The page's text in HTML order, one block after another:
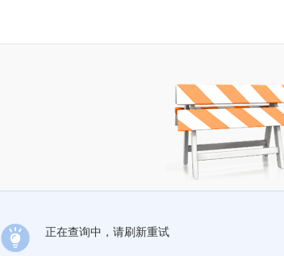
正在查询中，请刷新重试